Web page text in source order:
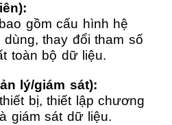
gồm cấu hình hệ
thay đổi tham số
toàn bộ dữ liệu.
lý/giám sát):
bị, thiết lập chương
giám sát dữ liệu.